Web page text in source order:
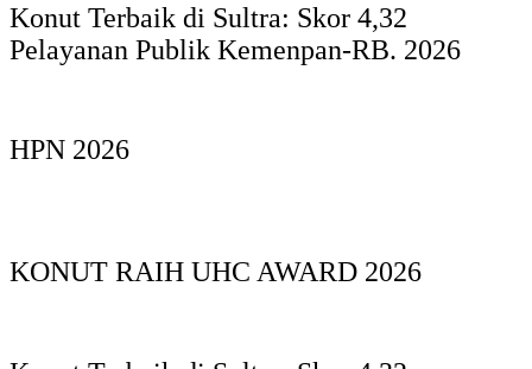
Konut Terbaik di Sultra: Skor 4,32
Pelayanan Publik Kemenpan-RB. 2026
HPN 2026
KONUT RAIH UHC AWARD 2026